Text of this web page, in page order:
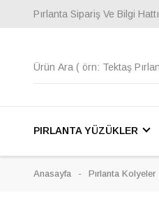
Pırlanta Sipariş Ve Bilgi Hattı
PIRLANTA YÜZÜKLER
Anasayfa Pırlanta Kolyeler